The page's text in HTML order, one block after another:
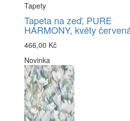
Tapety
Tapeta na zeď, PURE
HARMONY, květy
466,00 Kč
Novinka